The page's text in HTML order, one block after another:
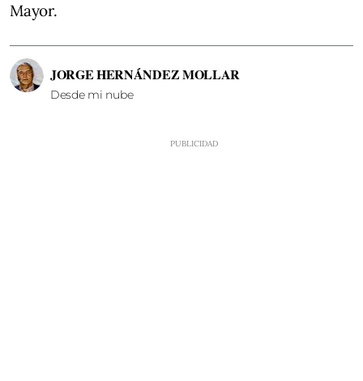
Mayor.
JORGE HERNÁNDEZ MOLLAR
Desde mi nube